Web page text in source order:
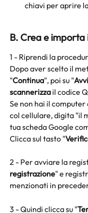
chiavi per aprire
B. Crea e importa
1 - Riprendi la
Dopo aver scelto il
"Continua", poi su "
scannerizza il codice
Se non hai il
col cellulare, digita "il
tua scheda Google
Clicca sul tasto "
2 - Per avviare la
registrazione" e
menzionati in
3 - Quindi clicca su "